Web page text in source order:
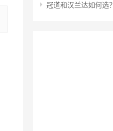
冠道和汉兰达如何选？